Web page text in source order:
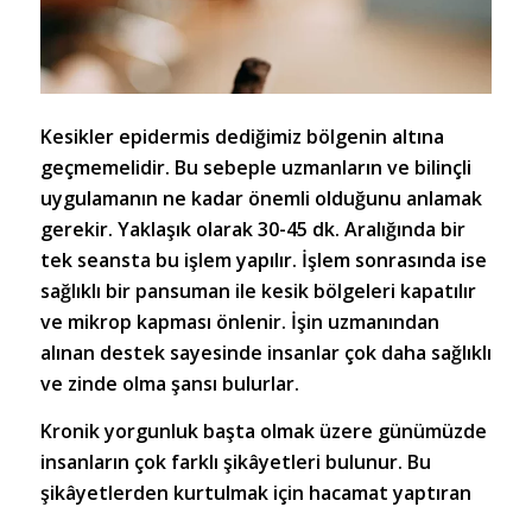
Kesikler epidermis dediğimiz bölgenin altına
geçmemelidir. Bu sebeple uzmanların ve bilinçli
uygulamanın ne kadar önemli olduğunu anlamak
gerekir. Yaklaşık olarak 30-45 dk. Aralığında bir
tek seansta bu işlem yapılır. İşlem sonrasında ise
sağlıklı bir pansuman ile kesik bölgeleri kapatılır
ve mikrop kapması önlenir. İşin uzmanından
alınan destek sayesinde insanlar çok daha sağlıklı
ve zinde olma şansı bulurlar.
Kronik yorgunluk başta olmak üzere günümüzde
insanların çok farklı şikâyetleri bulunur. Bu
şikâyetlerden kurtulmak için hacamat yaptıran